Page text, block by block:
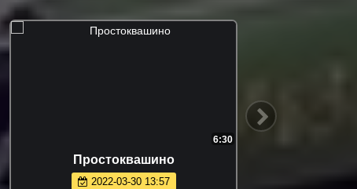
6:30
Простоквашино
2022-03-30 13:57